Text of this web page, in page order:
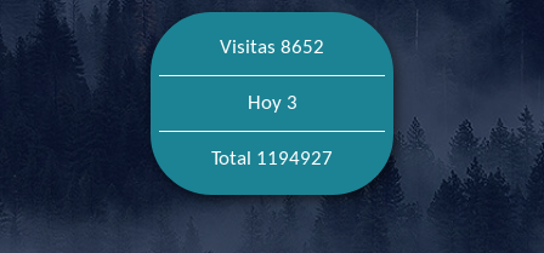
Visitas 8652
Hoy 3
Total 1194927